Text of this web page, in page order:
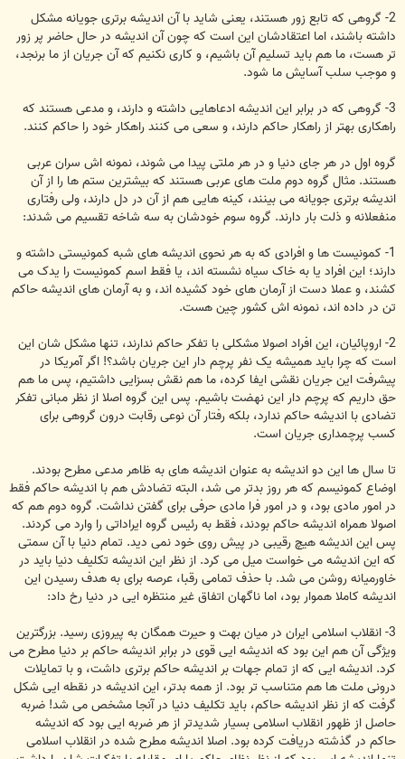
2- گروهی که تابع زور هستند، یعنی شاید با آن اندیشه برتری جویانه مشکل
داشته باشند، اما اعتقادشان این است که چون آن اندیشه در حال حاضر پر زور
تر هست، ما هم باید تسلیم آن باشیم، و کاری نکنیم که آن جریان از ما برنجد،
و موجب سلب آسایش ما شود.
3- گروهی که در برابر این اندیشه ادعاهایی داشته و دارند، و مدعی هستند که
راهکاری بهتر از راهکار حاکم دارند، و سعی می کنند راهکار خود را حاکم کنند.
گروه اول در هر جای دنیا و در هر ملتی پیدا می شوند، نمونه اش سران عربی
هستند. مثال گروه دوم ملت های عربی هستند که بیشترین ستم ها را از آن
اندیشه برتری جویانه می بینند، کینه هایی هم از آن در دل دارند، ولی رفتاری
منفعلانه و ذلت بار دارند. گروه سوم خودشان به سه شاخه تقسیم می شدند:
1- کمونیست ها و افرادی که به هر نحوی اندیشه های شبه کمونیستی داشته و
دارند؛ این افراد یا به خاک سیاه نشسته اند، یا فقط اسم کمونیست را یدک می
کشند، و عملا دست از آرمان های خود کشیده اند، و به آرمان های اندیشه حاکم
تن در داده اند، نمونه اش کشور چین هست.
2- اروپائیان، این افراد اصولا مشکلی با تفکر حاکم ندارند، تنها مشکل شان این
است که چرا باید همیشه یک نفر پرچم دار این جریان باشد؟! اگر آمریکا در
پیشرفت این جریان نقشی ایفا کرده، ما هم نقش بسزایی داشتیم، پس ما هم
حق داریم که پرچم دار این نهضت باشیم. پس این گروه اصلا از نظر مبانی تفکر
تضادی با اندیشه حاکم ندارد، بلکه رفتار آن نوعی رقابت درون گروهی برای
کسب پرچمداری جریان است.
تا سال ها این دو اندیشه به عنوان اندیشه های به ظاهر مدعی مطرح بودند.
اوضاع کمونیسم که هر روز بدتر می شد، البته تضادش هم با اندیشه حاکم فقط
در امور مادی بود، و در امور فرا مادی حرفی برای گفتن نداشت. گروه دوم هم که
اصولا همراه اندیشه حاکم بودند، فقط به رئیس گروه ایراداتی را وارد می کردند.
پس این اندیشه هیچ رقیبی در پیش روی خود نمی دید. تمام دنیا با آن سمتی
که این اندیشه می خواست میل می کرد. از نظر این اندیشه تکلیف دنیا باید در
خاورمیانه روشن می شد. با حذف تمامی رقبا، عرصه برای به هدف رسیدن این
اندیشه کاملا هموار بود، اما ناگهان اتفاق غیر منتظره ایی در دنیا رخ داد:
3- انقلاب اسلامی ایران در میان بهت و حیرت همگان به پیروزی رسید. بزرگترین
ویژگی آن هم این بود که اندیشه ایی قوی در برابر اندیشه حاکم بر دنیا مطرح می
کرد. اندیشه ایی که از تمام جهات بر اندیشه حاکم برتری داشت، و با تمایلات
درونی ملت ها هم متناسب تر بود. از همه بدتر، این اندیشه در نقطه ایی شکل
گرفت که از نظر اندیشه حاکم، باید تکلیف دنیا در آنجا مشخص می شد! ضربه
حاصل از ظهور انقلاب اسلامی بسیار شدیدتر از هر ضربه ایی بود که اندیشه
حاکم در گذشته دریافت کرده بود. اصلا اندیشه مطرح شده در انقلاب اسلامی